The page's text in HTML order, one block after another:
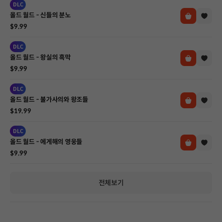
DLC
올드 월드 - 신들의 분노
$9.99
DLC
올드 월드 - 왕실의 흑막
$9.99
DLC
올드 월드 - 불가사의와 왕조들
$19.99
DLC
올드 월드 - 에게해의 영웅들
$9.99
전체보기